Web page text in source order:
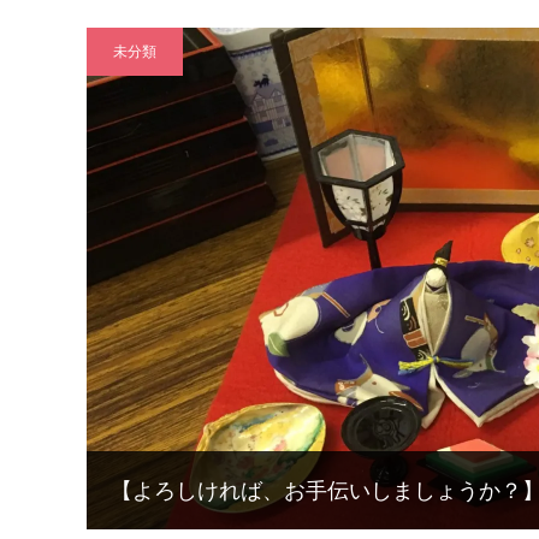
未分類
【よろしければ、お手伝いしましょうか？